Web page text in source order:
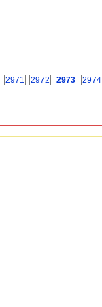
2971
2972 2973 2974